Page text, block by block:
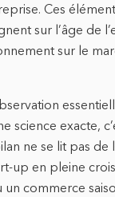
Ces
sur l’âge de
sur le
science exacte,
ne se lit pas de
up en pleine
commerce